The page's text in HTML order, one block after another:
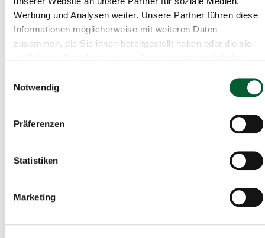
Werbung und Analysen weiter. Unsere Partner führen diese
Informationen möglicherweise mit weiteren Daten
zusammen, die Sie ihnen bereitgestellt haben oder die sie
Notwendig
Präferenzen
Statistiken
Marketing
€ 45.400